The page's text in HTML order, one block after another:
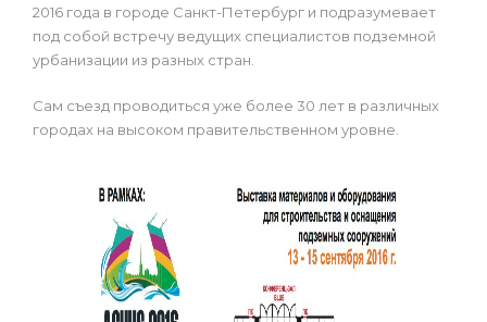
2016 года в городе Санкт-Петербург и подразумевает
под собой встречу ведущих специалистов подземной
урбанизации из разных стран.
Сам съезд проводиться уже более 30 лет в различных
городах на высоком правительственном уровне.